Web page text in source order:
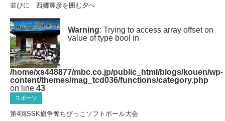
並びに 西郷輝彦を囲む夕べ
Warning: Trying to access array offset on
value of type bool in
/home/xs448877/mbc.co.jp/public_html/blogs/kouen/wp-
content/themes/mag_tcd036/functions/category.php
on line 43
スポーツ
第4回SSK旗争奪ちびっこソフトボール大会